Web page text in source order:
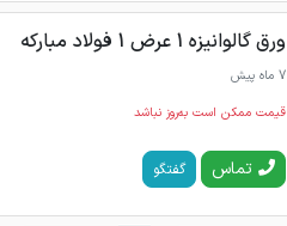
ورق گالوانیزه 1 عرض 1 فولاد مبارکه
7 ماه پیش
قیمت ممکن است به‌روز نباشد
تماس گفتگو